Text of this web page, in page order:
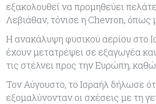
εξακολουθεί να προμηθεύει
Λεβιάθαν, τόνισε η Chevron, όπως
Η ανακάλυψη φυσικού αερίου στο
έχουν μετατρέψει σε εξαγωγέα
τις στέλνει προς την Ευρώπη,
Τον Αύγουστο, το Ισραήλ δήλωσε
εξομαλύνονταν οι σχέσεις με τη